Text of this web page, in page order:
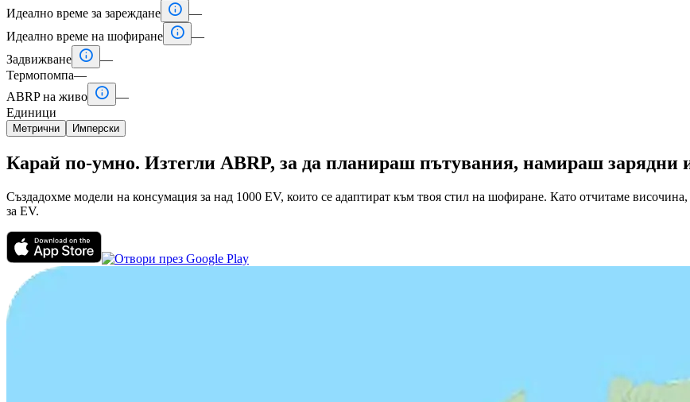
Идеално време за зареждане  —
Идеално време на шофиране  —
Задвижване  —
Термопомпа—
ABRP на живо  —
Единици
Метрични Имперски
Карай по-умно. Изтегли ABRP, за да планираш пътувания, намираш зарядни
Създадохме модели на консумация за над 1000 EV, които се адаптират към твоя стил на шофиране. Като отчитаме
за EV.